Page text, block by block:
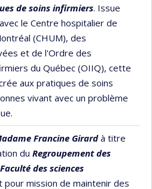
de soins infirmiers. Issue
le Centre hospitalier de
(CHUM), des
et de l'Ordre des
du Québec (OIIQ), cette
aux pratiques de soins
vivant avec un problème
Francine Girardà titre
du Regroupement des
des sciences
pour mission de maintenir des